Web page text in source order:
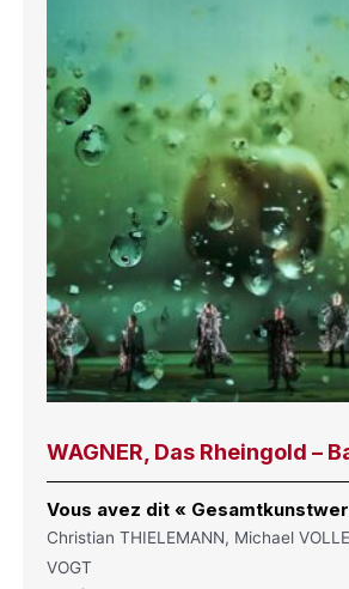
WAGNER, Das Rheingold –
Vous avez dit «
Christian THIELEMANN, Michael
VOGT